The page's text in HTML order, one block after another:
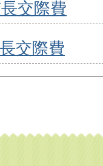
交際費
交際費